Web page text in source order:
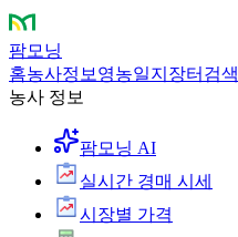
팜모닝
홈농사정보 영농일지 장터 검색
농사 정보
팜모닝 AI
실시간 경매 시세
시장별 가격